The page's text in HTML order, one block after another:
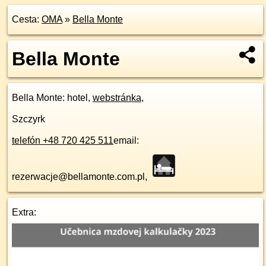
Cesta: OMA» Bella Monte
Bella Monte
Bella Monte: hotel, webstránka,
Szczyrk
telefón +48 720 425 511email:
rezerwacje@bellamonte.com.pl,
Extra: